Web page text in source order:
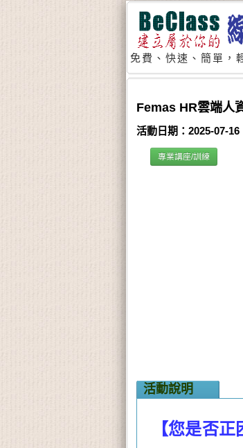
免費、快速、簡單，
Femas HR雲端人
活動日期：2025-07-16
專業講座/訓練
活動說明
【您是否